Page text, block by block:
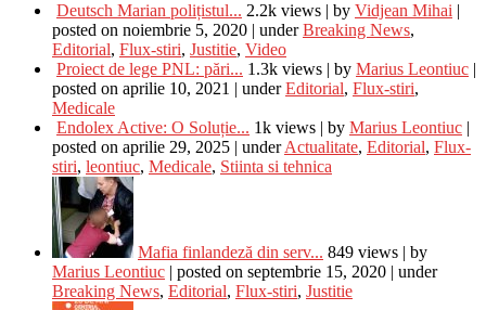
Deutsch Marian polițistul... 2.2k views | by Vidjean Mihai |
posted on noiembrie 5, 2020 | underBreaking News,
Editorial, Flux-stiri, Justitie, Video
Proiect de lege PNL: pări... 1.3k views | by Marius Leontiuc |
posted on aprilie 10, 2021 | underEditorial, Flux-stiri,
Medicale
Endolex Active: O Soluție... 1k views | by Marius Leontiuc |
posted on aprilie 29, 2025 | underActualitate, Editorial, Flux-
stiri, leontiuc, Medicale, Stiinta si tehnica
Mafia finlandeză din serv... 849 views | by
Marius Leontiuc | posted on septembrie 15, 2020 | under
Breaking News, Editorial, Flux-stiri, Justitie